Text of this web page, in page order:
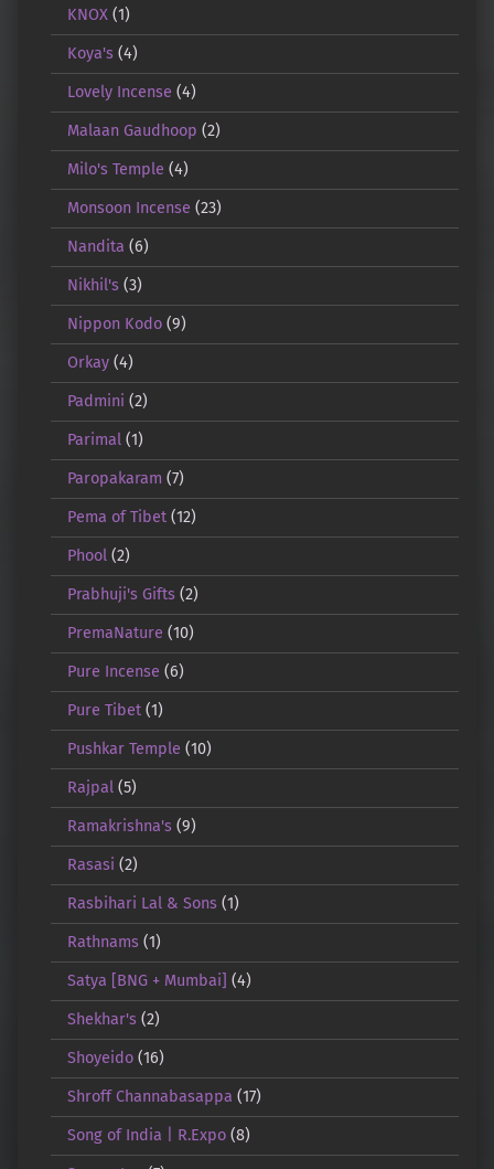
KNOX(1)
Koya's(4)
Lovely Incense (4)
Malaan Gaudhoop (2)
Milo's Temple (4)
Monsoon Incense (23)
Nandita (6)
Nikhil's(3)
Nippon Kodo(9)
Orkay(4)
Padmini (2)
Parimal(1)
Paropakaram (7)
Pema of Tibet(12)
Phool(2)
Prabhuji's Gifts(2)
PremaNature (10)
Pure Incense (6)
Pure Tibet(1)
Pushkar Temple (10)
Rajpal(5)
Ramakrishna's(9)
Rasasi (2)
Rasbihari Lal & Sons(1)
Rathnams(1)
Satya [BNG + Mumbai] (4)
Shekhar's(2)
Shoyeido(16)
Shroff Channabasappa (17)
Song of India | R.Expo(8)